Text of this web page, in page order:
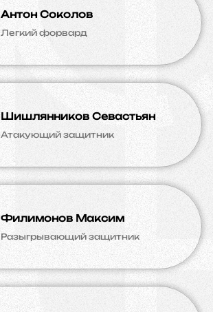
Антон Соколов
Легкий форвард
Шишлянников Севастьян
Атакующий защитник
Филимонов Максим
Разыгрывающий защитник